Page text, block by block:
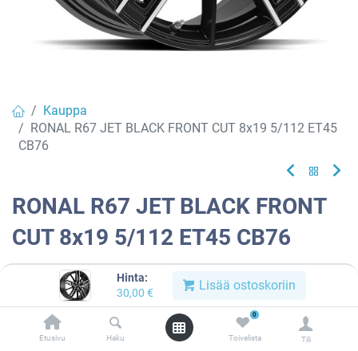
Hinta:
30,00 € Lisää ostoskoriin
Etusivu Haku
0
Toivelista Tili
Kauppa
RONAL R67 JET BLACK FRONT CUT 8x19 5/112 ET45
CB76
RONAL R67 JET BLACK FRONT
CUT 8x19 5/112 ET45 CB76
EAN:4053881251098 Tuotekoodi:913168
Tällä tuotteella ei ole kelvollista yhdistelmää.